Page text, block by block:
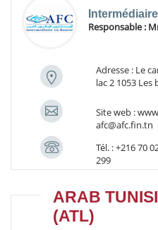
Responsable :
Adresse : Le
lac 2 1053 Les
Site web :
afc@afc.fin.tn
Tél. : +216 70
299
ARAB
(ATL)